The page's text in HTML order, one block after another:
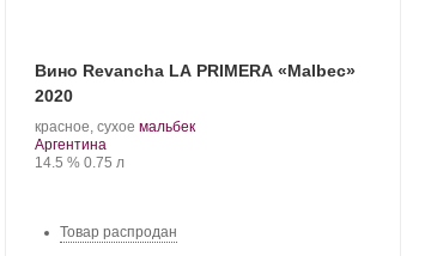
Вино Revancha LA PRIMERA «Malbec»
2020
красное, сухое .мальбек.
Регион:
Аргентина
Крепость
14.5 %. Объем
0.75 л
Товар распродан